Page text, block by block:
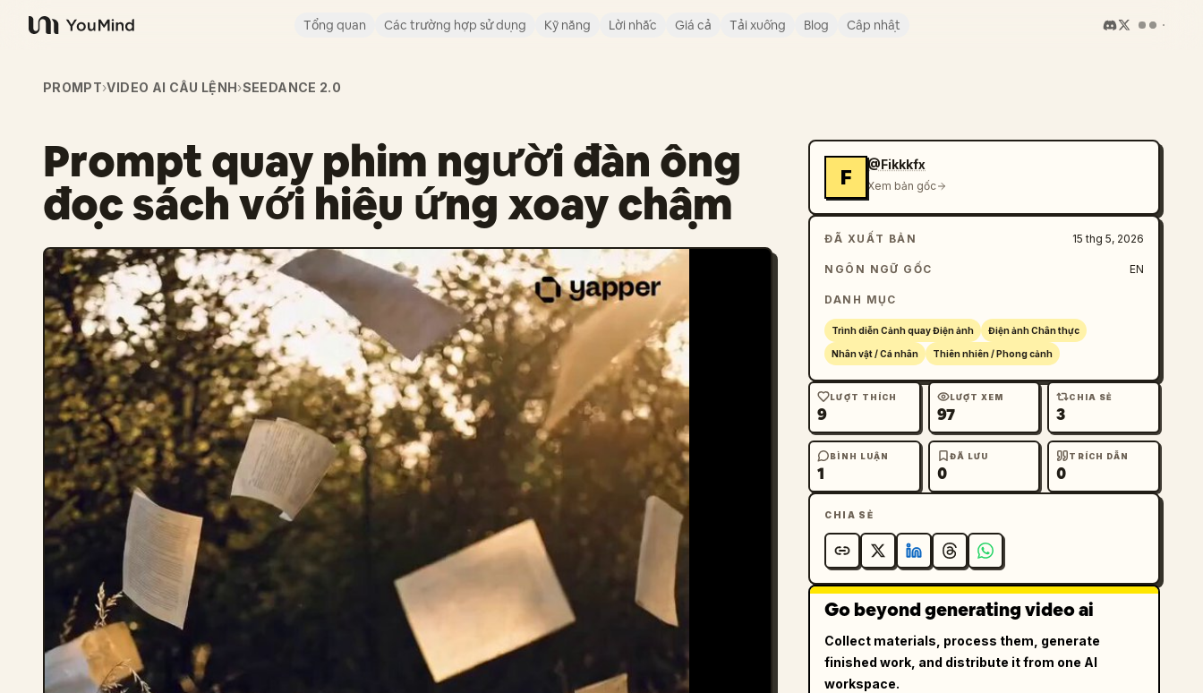
YouMind
Tổng quan Các trường hợp sử dụng Kỹ năng Lời nhắc Giá cả Tải xuống Blog Cập nhật
PROMPT›VIDEO AI CÂU LỆNH›SEEDANCE 2.0
Prompt quay phim người đàn ông
đọc sách với hiệu ứng xoay chậm F
@Fikkkfx
Xem bản gốc
ĐÃ XUẤT BẢN 15 thg 5, 2026
NGÔN NGỮ GỐC EN
DANH MỤC
Trình diễn Cảnh quay Điện ảnh Điện ảnh Chân thực
Nhân vật / Cá nhân Thiên nhiên / Phong cảnh
LƯỢT THÍCH
9
LƯỢT XEM
97
CHIA SẺ
3
BÌNH LUẬN
1
ĐÃ LƯU
0
TRÍCH DẪN
0
CHIA SẺ
Go beyond generating video ai
Collect materials, process them, generate
finished work, and distribute it from one AI
workspace.